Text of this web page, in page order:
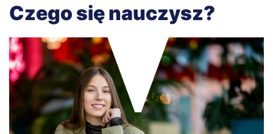
Czego się nauczysz?